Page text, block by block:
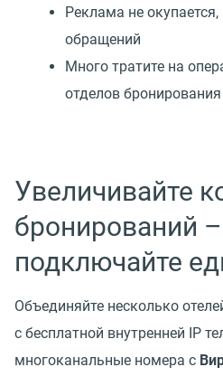
Реклама не
обращений
Много тратите на
отделов бронирования
Увеличивайте
бронирований –
подключайте
Объединяйте несколько
с бесплатной внутренней IP
многоканальные номера с